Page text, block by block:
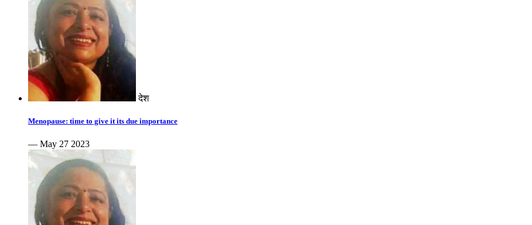
देश
Menopause: time to give it its due importance
— May 27 2023